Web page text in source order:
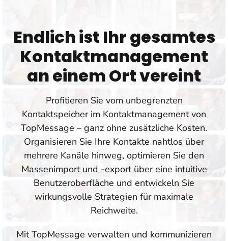
Endlich ist Ihr gesamtes
Kontaktmanagement
an einem Ort vereint
Profitieren Sie vom unbegrenzten
Kontaktspeicher im Kontaktmanagement von
TopMessage – ganz ohne zusätzliche Kosten.
Organisieren Sie Ihre Kontakte nahtlos über
mehrere Kanäle hinweg, optimieren Sie den
Massenimport und -export über eine intuitive
Benutzeroberfläche und entwickeln Sie
wirkungsvolle Strategien für maximale
Reichweite.
Mit TopMessage verwalten und kommunizieren